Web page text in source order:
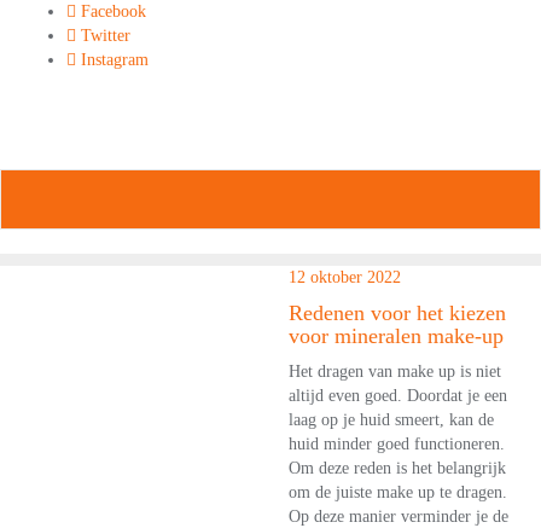
Facebook
Twitter
Instagram
12 oktober 2022
Redenen voor het kiezen
voor mineralen make-up
Het dragen van make up is niet
altijd even goed. Doordat je een
laag op je huid smeert, kan de
huid minder goed functioneren.
Om deze reden is het belangrijk
om de juiste make up te dragen.
Op deze manier verminder je de